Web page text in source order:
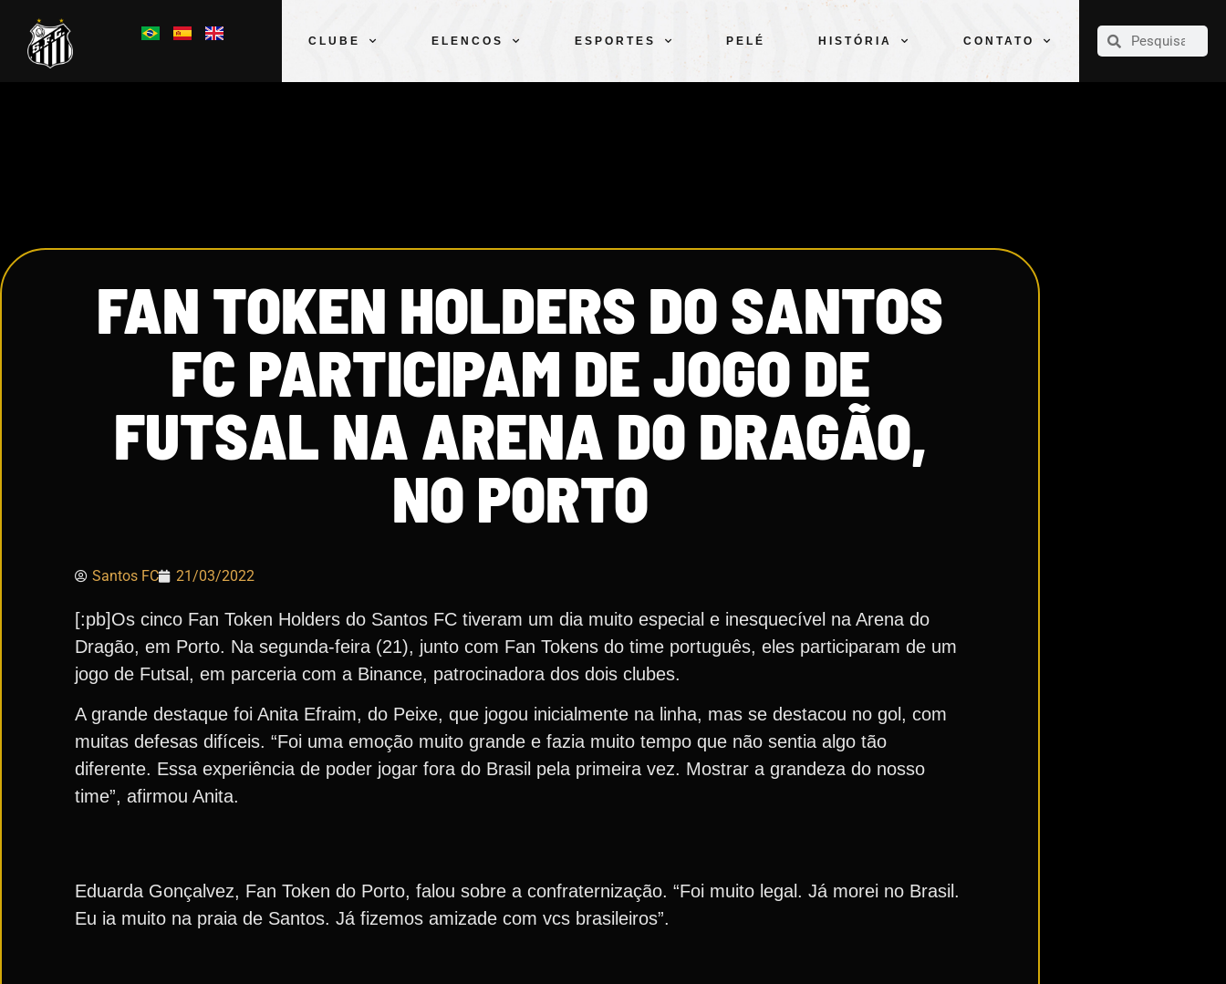
CLUBE ELENCOS ESPORTES PELÉ HISTÓRIA CONTATO
CLUBE
FAN TOKEN HOLDERS DO SANTOS
FC PARTICIPAM DE JOGO DE
FUTSAL NA ARENA DO DRAGÃO,
NO PORTO
Santos FC 21/03/2022
[:pb]Os cinco Fan Token Holders do Santos FC tiveram um dia muito especial e inesquecível na Arena do
Dragão, em Porto. Na segunda-feira (21), junto com Fan Tokens do time português, eles participaram de um
jogo de Futsal, em parceria com a Binance, patrocinadora dos dois clubes.
A grande destaque foi Anita Efraim, do Peixe, que jogou inicialmente na linha, mas se destacou no gol, com
muitas defesas difíceis. “Foi uma emoção muito grande e fazia muito tempo que não sentia algo tão
diferente. Essa experiência de poder jogar fora do Brasil pela primeira vez. Mostrar a grandeza do nosso
time”, afirmou Anita.
Eduarda Gonçalvez, Fan Token do Porto, falou sobre a confraternização. “Foi muito legal. Já morei no Brasil.
Eu ia muito na praia de Santos. Já fizemos amizade com vcs brasileiros”.